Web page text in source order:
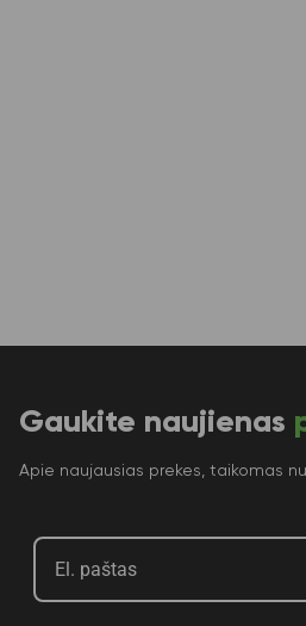
Gaukite naujienas
Apie naujausias prekes, taikomas